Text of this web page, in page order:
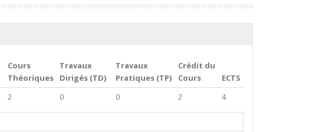
Cours
Théoriques
Travaux
Dirigés (TD)
Travaux
Pratiques (TP)
Crédit du
Cours
ECTS
2 0 0 2 4